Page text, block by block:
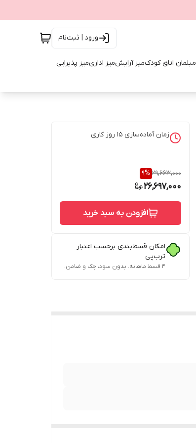
ورود | ثبت‌نام
مبلمان اتاق کودکمیز آرایشمیز اداریمیز پذیرایی
زمان آماده‌سازی 15 روز کاری
29,663,000
9%
26,697,000
افزودن به سبد خرید
امکان قسط‌بندی برحسب اعتبار
ترب‌پی
۴ قسط ماهانه. بدون سود، چک و ضامن.